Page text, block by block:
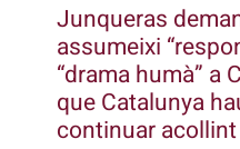
Junqueras
assumeixi
“drama humà” a
que Catalunya
continuar